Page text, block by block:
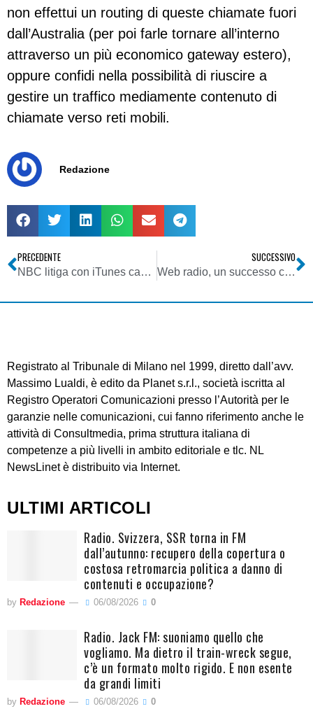
non effettui un routing di queste chiamate fuori
dall’Australia (per poi farle tornare all’interno
attraverso un più economico gateway estero),
oppure confidi nella possibilità di riuscire a
gestire un traffico mediamente contenuto di
chiamate verso reti mobili.
Redazione
PRECEDENTE
NBC litiga con iTunes causa DRM
SUCCESSIVO
Web radio, un successo che ha rivoluzionato gli ascolti
Registrato al Tribunale di Milano nel 1999, diretto dall’avv.
Massimo Lualdi, è edito da Planet s.r.l., società iscritta al
Registro Operatori Comunicazioni presso l’Autorità per le
garanzie nelle comunicazioni, cui fanno riferimento anche le
attività di Consultmedia, prima struttura italiana di
competenze a più livelli in ambito editoriale e tlc. NL
NewsLinet è distribuito via Internet.
ULTIMI ARTICOLI
Radio. Svizzera, SSR torna in FM
dall’autunno: recupero della copertura o
costosa retromarcia politica a danno di
contenuti e occupazione?
by Redazione 06/08/2026 0
Radio. Jack FM: suoniamo quello che
vogliamo. Ma dietro il train-wreck segue,
c’è un formato molto rigido. E non esente
da grandi limiti
by Redazione 06/08/2026 0